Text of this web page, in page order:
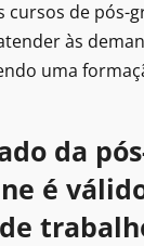
cursos de pós-
às
uma
da
é